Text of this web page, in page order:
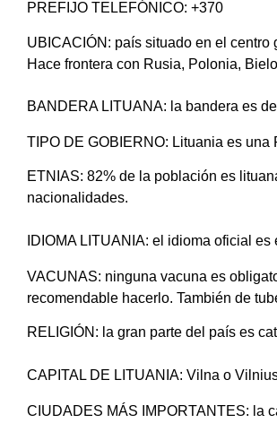
PREFIJO TELEFÓNICO: +370
UBICACIÓN: país situado en el
Hace frontera con Rusia, Polonia,
BANDERA LITUANA: la bandera es
TIPO DE GOBIERNO: Lituania es una
ETNIAS: 82% de la población es
nacionalidades.
IDIOMA LITUANIA: el idioma oficial
VACUNAS: ninguna vacuna es
recomendable hacerlo. También de
RELIGIÓN: la gran parte del país es
CAPITAL DE LITUANIA: Vilna o
CIUDADES MÁS IMPORTANTES: la